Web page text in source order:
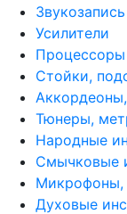
Звукозапись
Усилители
Стойки,
Тюнеры,
Народные
Смычковые
Микрофоны,
Духовые